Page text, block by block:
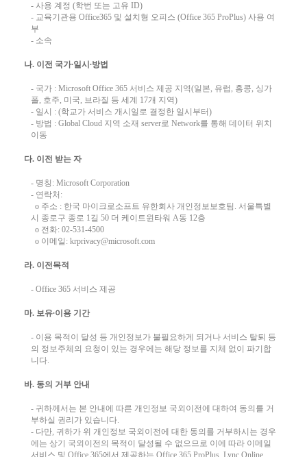
- 사용 계정 (학번 또는 고유 ID)
- 교육기관용 Office365 및 설치형 오피스 (Office 365 ProPlus) 사용 여
부
- 소속
나. 이전 국가∙일시∙방법
- 국가 : Microsoft Office 365 서비스 제공 지역(일본, 유럽, 홍콩, 싱가
폴, 호주, 미국, 브라질 등 세계 17개 지역)
- 일시 : (학교가 서비스 개시일로 결정한 일시부터)
- 방법 : Global Cloud 지역 소재 server로 Network를 통해 데이터 위치
이동
다. 이전 받는 자
- 명칭: Microsoft Corporation
- 연락처:
o 주소 : 한국 마이크로소프트 유한회사 개인정보보호팀. 서울특별
시 종로구 종로 1길 50 더 케이트윈타워 A동 12층
o 전화: 02-531-4500
o 이메일: krprivacy@microsoft.com
라. 이전목적
- Office 365 서비스 제공
마. 보유∙이용 기간
- 이용 목적이 달성 등 개인정보가 불필요하게 되거나 서비스 탈퇴 등
의 정보주체의 요청이 있는 경우에는 해당 정보를 지체 없이 파기합
니다.
바. 동의 거부 안내
- 귀하께서는 본 안내에 따른 개인정보 국외이전에 대하여 동의를 거
부하실 권리가 있습니다.
- 다만, 귀하가 위 개인정보 국외이전에 대한 동의를 거부하시는 경우
에는 상기 국외이전의 목적이 달성될 수 없으므로 이에 따라 이메일
서비스 및 Office 365에서 제공하는 Office 365 ProPlus, Lync Online,